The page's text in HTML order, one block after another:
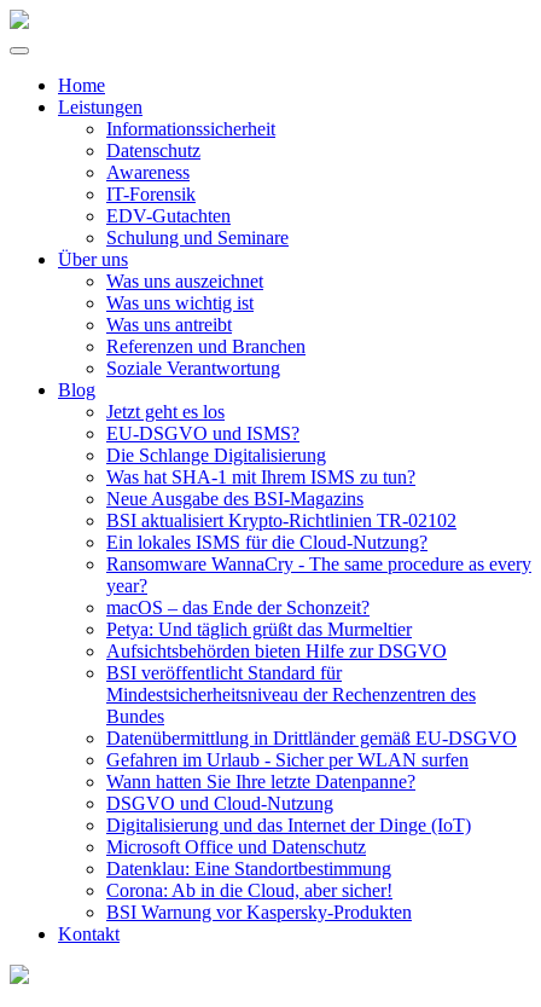
Home
Leistungen
Informationssicherheit
Datenschutz
Awareness
IT-Forensik
EDV-Gutachten
Schulung und Seminare
Über uns
Was uns auszeichnet
Was uns wichtig ist
Was uns antreibt
Referenzen und Branchen
Soziale Verantwortung
Blog
Jetzt geht es los
EU-DSGVO und ISMS?
Die Schlange Digitalisierung
Was hat SHA-1 mit Ihrem ISMS zu tun?
Neue Ausgabe des BSI-Magazins
BSI aktualisiert Krypto-Richtlinien TR-02102
Ein lokales ISMS für die Cloud-Nutzung?
Ransomware WannaCry - The same procedure as every
year?
macOS – das Ende der Schonzeit?
Petya: Und täglich grüßt das Murmeltier
Aufsichtsbehörden bieten Hilfe zur DSGVO
BSI veröffentlicht Standard für
Mindestsicherheitsniveau der Rechenzentren des
Bundes
Datenübermittlung in Drittländer gemäß EU-DSGVO
Gefahren im Urlaub - Sicher per WLAN surfen
Wann hatten Sie Ihre letzte Datenpanne?
DSGVO und Cloud-Nutzung
Digitalisierung und das Internet der Dinge (IoT)
Microsoft Office und Datenschutz
Datenklau: Eine Standortbestimmung
Corona: Ab in die Cloud, aber sicher!
BSI Warnung vor Kaspersky-Produkten
Kontakt